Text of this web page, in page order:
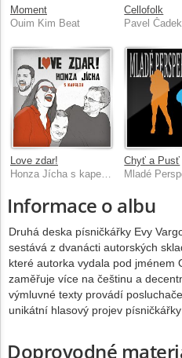
Moment
Ouim Kim Beat
Cellofolk
Pavel Čadek
Love zdar!
Honza Jícha s kapelou
Chyť a Pusť
Informace o albu
Druhá deska písničkářky Evy
sestává z dvanácti autorských
které autorka vydala pod jménem
zaměřuje více na češtinu a
výmluvné texty provádí
unikátní hlasový projev
Doprovodné